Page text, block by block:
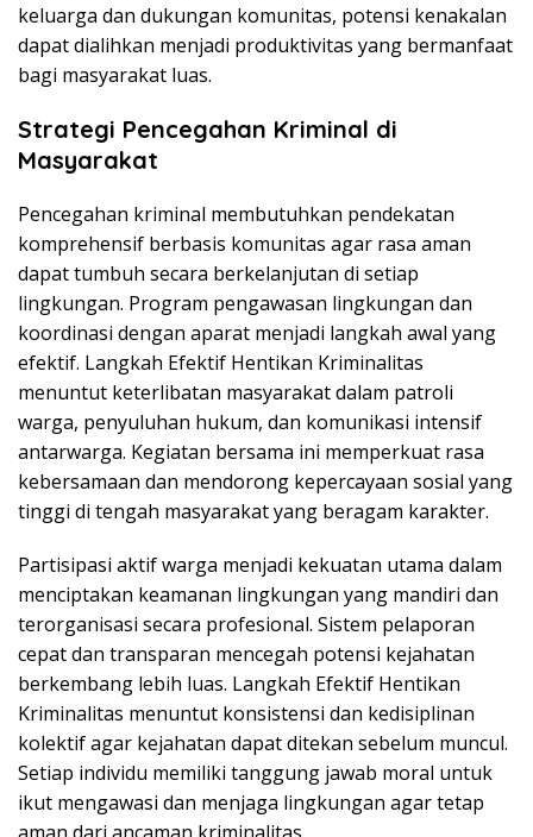
keluarga dan dukungan komunitas, potensi kenakalan
dapat dialihkan menjadi produktivitas yang bermanfaat
bagi masyarakat luas.
Strategi Pencegahan Kriminal di
Masyarakat
Pencegahan kriminal membutuhkan pendekatan
komprehensif berbasis komunitas agar rasa aman
dapat tumbuh secara berkelanjutan di setiap
lingkungan. Program pengawasan lingkungan dan
koordinasi dengan aparat menjadi langkah awal yang
efektif. Langkah Efektif Hentikan Kriminalitas
menuntut keterlibatan masyarakat dalam patroli
warga, penyuluhan hukum, dan komunikasi intensif
antarwarga. Kegiatan bersama ini memperkuat rasa
kebersamaan dan mendorong kepercayaan sosial yang
tinggi di tengah masyarakat yang beragam karakter.
Partisipasi aktif warga menjadi kekuatan utama dalam
menciptakan keamanan lingkungan yang mandiri dan
terorganisasi secara profesional. Sistem pelaporan
cepat dan transparan mencegah potensi kejahatan
berkembang lebih luas. Langkah Efektif Hentikan
Kriminalitas menuntut konsistensi dan kedisiplinan
kolektif agar kejahatan dapat ditekan sebelum muncul.
Setiap individu memiliki tanggung jawab moral untuk
ikut mengawasi dan menjaga lingkungan agar tetap